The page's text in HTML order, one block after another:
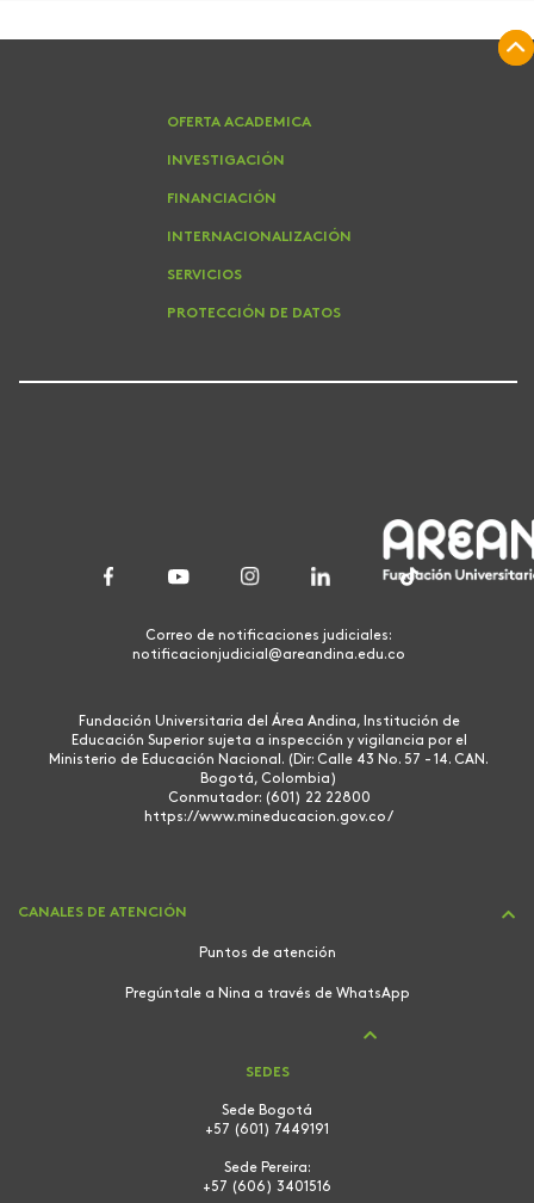
OFERTA ACADEMICA
INVESTIGACIÓN
FINANCIACIÓN
INTERNACIONALIZACIÓN
SERVICIOS
PROTECCIÓN DE DATOS
Correo de notificaciones judiciales:
notificacionjudicial@areandina.edu.co
Fundación Universitaria del Área Andina, Institución de
Educación Superior sujeta a inspección y vigilancia por el
Ministerio de Educación Nacional. (Dir: Calle 43 No. 57 - 14. CAN.
Bogotá, Colombia)
Conmutador: (601) 22 22800
https://www.mineducacion.gov.co/
CANALES DE ATENCIÓN
Puntos de atención
Pregúntale a Nina a través de WhatsApp
SEDES
Sede Bogotá
+57 (601) 7449191
Sede Pereira:
+57 (606) 3401516